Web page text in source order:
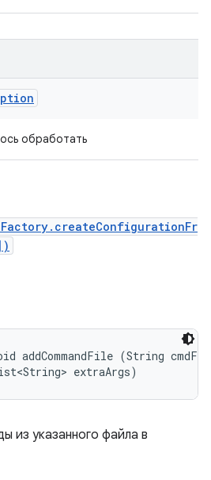
обработать
addCommandFile (String
extraArgs)
из указанного файла в